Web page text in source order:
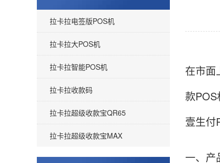
拉卡拉电签版POS机
拉卡拉大POS机
拉卡拉智能POS机
拉卡拉收款码
拉卡拉超级收款宝QR65
拉卡拉超级收款宝MAX
在市面
款
壹生付
一、产